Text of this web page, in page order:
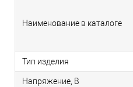
Наименование в каталоге
Тип изделия
Напряжение, В